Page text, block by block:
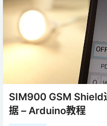
SIM900 GSM Shield
据 – Arduino教程